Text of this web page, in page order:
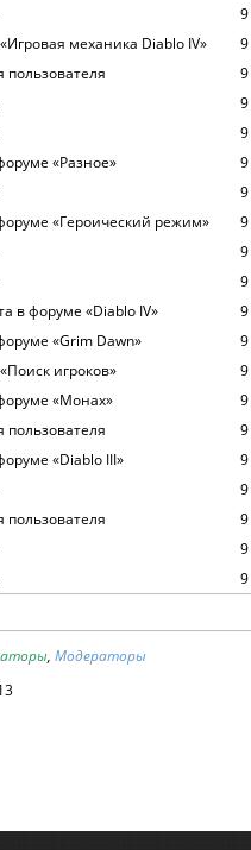
механика Diablo IV»
«Разное»
«Героический режим»
в форуме «Diablo IV»
«Grim Dawn»
игроков»
«Монах»
«Diablo III»
, Модераторы